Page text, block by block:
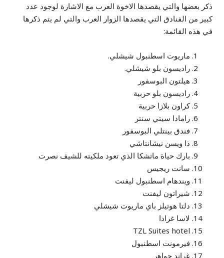
ذكر بعضها والتي يقصدها الاخوة العرب مع الاشارة لوجود عدد
كبير من الفنادق التي يقصدها الزوار العرب والتي لم يتم ذكرها
في هذه القائمة:
ماريوت اسطنبول شيشلي.
راديسون بلو شيشلي.
هيلتون البوسفور
راديسون بلو حربية
كراون بلازا حربية
رامادا سيتي سنتر
فندق بينتلي البوسفور
ذا ويسن نيشانتاشي
بارك حياة ماتشكا الذي تعود ملكيته للشيف نصرت
سانت ريجيس
ويندهام اسطنبول ليفنت
شيراتون ليفنت
دلتا هوتيلز باي ماريوت شيشلي
لاسا غرادا
TZL Suites hotel
فيرمونت اسطنبول
غراند جواهر